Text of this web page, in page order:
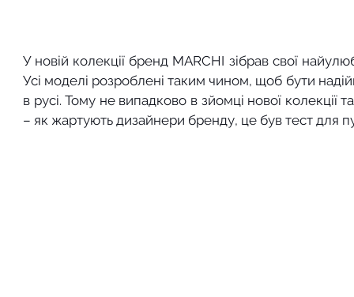
У новій колекції бренд MARCHI зібрав свої
Усі моделі розроблені таким чином, щоб бути
в русі. Тому не випадково в зйомці нової
– як жартують дизайнери бренду, це був тест для